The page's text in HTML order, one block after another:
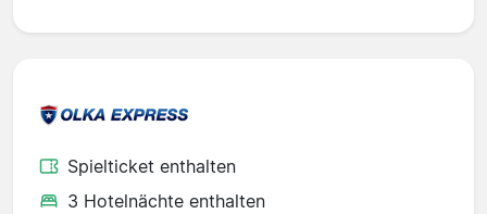
Spielticket enthalten
3 Hotelnächte enthalten